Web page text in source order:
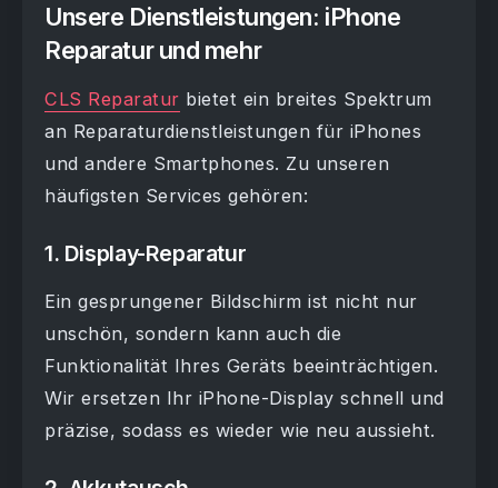
Unsere Dienstleistungen: iPhone
Reparatur und mehr
CLS Reparatur bietet ein breites Spektrum
an Reparaturdienstleistungen für iPhones
und andere Smartphones. Zu unseren
häufigsten Services gehören:
1. Display-Reparatur
Ein gesprungener Bildschirm ist nicht nur
unschön, sondern kann auch die
Funktionalität Ihres Geräts beeinträchtigen.
Wir ersetzen Ihr iPhone-Display schnell und
präzise, sodass es wieder wie neu aussieht.